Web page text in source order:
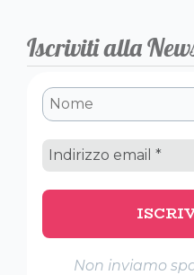
Iscriviti alla
Non inviamo